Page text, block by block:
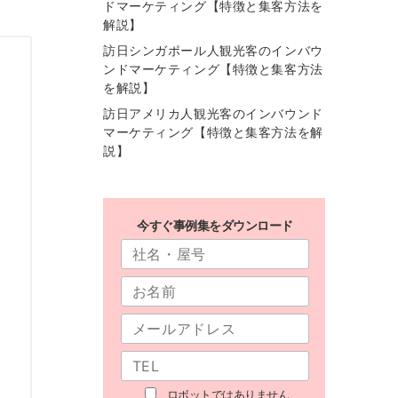
ドマーケティング【特徴と集客方法を
解説】
訪日シンガポール人観光客のインバウ
ンドマーケティング【特徴と集客方法
を解説】
訪日アメリカ人観光客のインバウンド
マーケティング【特徴と集客方法を解
説】
今すぐ事例集をダウンロード
ロボットではありません